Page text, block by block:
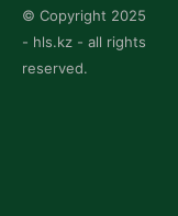
© Copyright 2025
- hls.kz - all rights
reserved.